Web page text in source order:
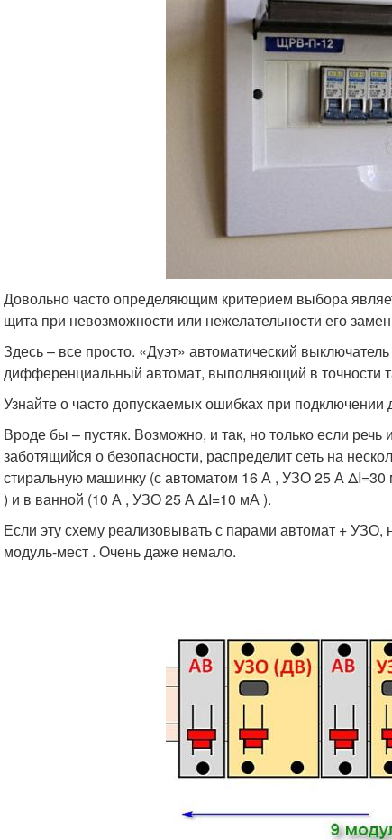
Довольно часто определяющим критерием выбора
щита при невозможности или нежелательности его
Здесь – все просто. «Дуэт» автоматический
дифференциальный автомат, выполняющий в точности
Узнайте о часто допускаемых ошибках при
Вроде бы – пустяк. Возможно, и так, но только если
заботящийся о безопасности, распределит сеть на
стиральную машинку (с автоматом 16 А , УЗО 25 А
) и в ванной (10 А , УЗО 25 А ΔI=10 мА ).
Если эту схему реализовывать с парами автомат + УЗО,
модуль-мест . Очень даже немало.